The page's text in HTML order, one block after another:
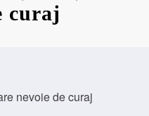
curaj